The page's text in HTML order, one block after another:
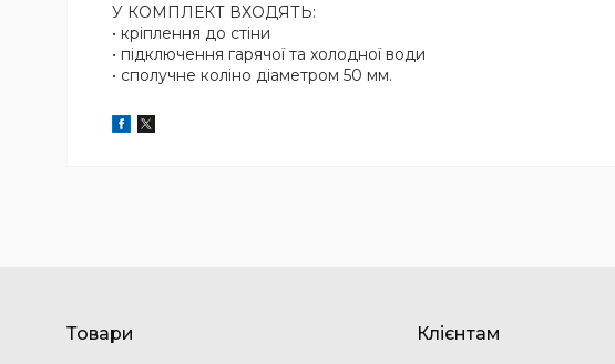
У КОМПЛЕКТ ВХОДЯТЬ:
• кріплення до стіни
• підключення гарячої та холодної води
• сполучне коліно діаметром 50 мм.
Товари Клієнтам